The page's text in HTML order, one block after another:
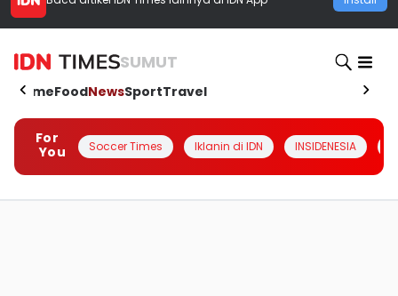
SUMUT
HomeFoodNewsSportTravel
For
You
Soccer Times Iklanin di IDN INSIDENESIA